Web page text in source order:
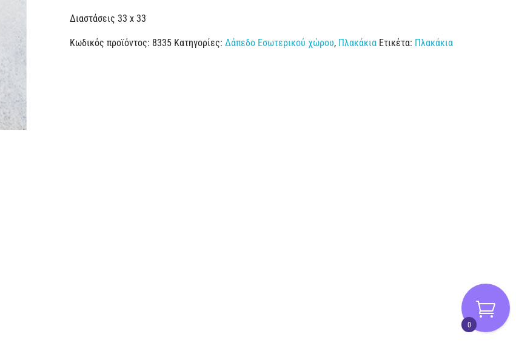
Διαστάσεις 33 x 33
Κωδικός προϊόντος: 8335 Κατηγορίες:Δάπεδο Εσωτερικού χώρου, Πλακάκια Ετικέτα: Πλακάκια
0